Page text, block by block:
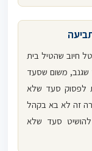
חיוב שהטיל בית
שגנב, משום שסעד
לפסוק סעד שלא
זה לא בא בקהל
להושיט סעד שלא